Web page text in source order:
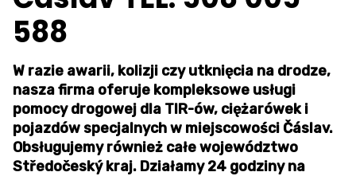
588
W razie awarii, kolizji czy utknięcia na drodze,
nasza firma oferuje kompleksowe usługi
pomocy drogowej dla TIR-ów, ciężarówek i
pojazdów specjalnych w miejscowości Čáslav.
Obsługujemy również całe województwo
Středočeský kraj. Działamy 24 godziny na